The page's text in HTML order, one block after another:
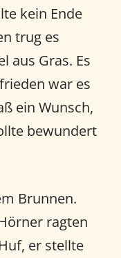
kein Ende
trug es
aus Gras. Es
war es
ein Wunsch,
bewundert
Brunnen.
ragten
er stellte